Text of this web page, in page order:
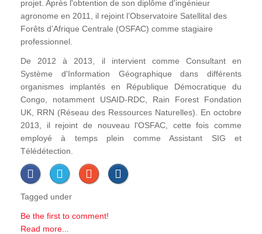
projet. Après l'obtention de son diplôme d'ingénieur
agronome en 2011, il rejoint l’Observatoire Satellital des
Forêts d’Afrique Centrale (OSFAC) comme stagiaire
professionnel.
De 2012 à 2013, il intervient comme Consultant en
Système d'Information Géographique dans différents
organismes implantés en République Démocratique du
Congo, notamment USAID-RDC, Rain Forest Fondation
UK, RRN (Réseau des Ressources Naturelles). En octobre
2013, il rejoint de nouveau l'OSFAC, cette fois comme
employé à temps plein comme Assistant SIG et
Télédétection.
Tagged under
Be the first to comment!
Read more...